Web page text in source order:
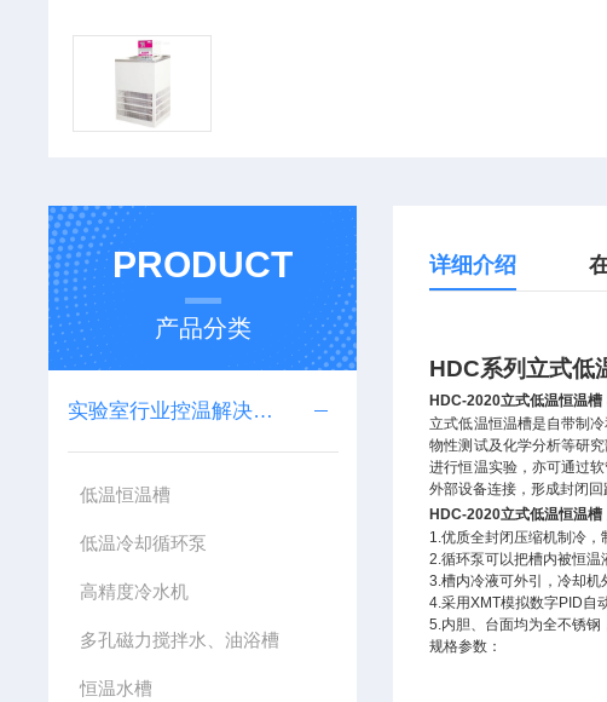
PRODUCT
产品分类
实验室行业控温解决方案
低温恒温槽
低温冷却循环泵
高精度冷水机
多孔磁力搅拌水、油浴槽
恒温水槽
详细介绍
HDC系列立式低
HDC-2020立式低温恒温槽
立式低温恒温槽是自带制
物性测试及化学分析等研
进行恒温实验，亦可通过
外部设备连接，形成封闭
HDC-2020立式低温恒温槽
1.优质全封闭压缩机制冷
2.循环泵可以把槽内被恒温
3.槽内冷液可外引，冷却
4.采用XMT模拟数字PID自
5.内胆、台面均为全不锈
规格参数：